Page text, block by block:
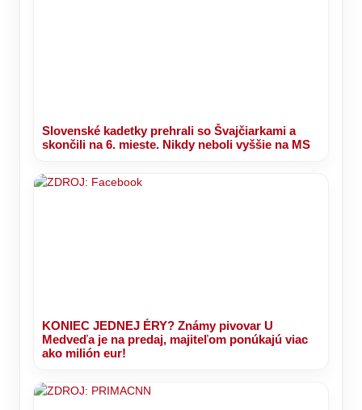
Slovenské kadetky prehrali so Švajčiarkami a
skončili na 6. mieste. Nikdy neboli vyššie na MS
KONIEC JEDNEJ ÉRY? Známy pivovar U
Medveďa je na predaj, majiteľom ponúkajú viac
ako milión eur!